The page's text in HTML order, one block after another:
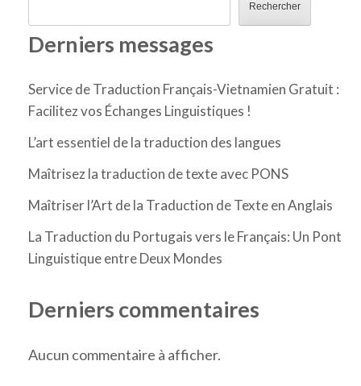
Rechercher
Derniers messages
Service de Traduction Français-Vietnamien Gratuit :
Facilitez vos Échanges Linguistiques !
L’art essentiel de la traduction des langues
Maîtrisez la traduction de texte avec PONS
Maîtriser l’Art de la Traduction de Texte en Anglais
La Traduction du Portugais vers le Français: Un Pont
Linguistique entre Deux Mondes
Derniers commentaires
Aucun commentaire à afficher.